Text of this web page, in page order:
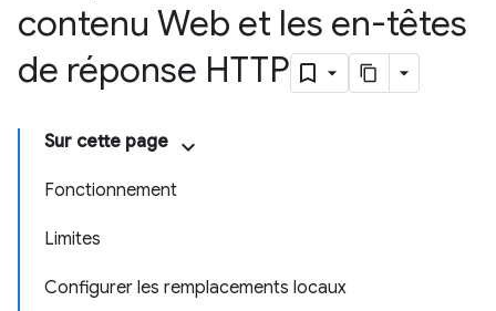
contenu Web et les en-têtes
de réponse HTTP
Sur cette page
Fonctionnement
Limites
Configurer les remplacements locaux